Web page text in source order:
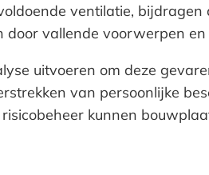
ventilatie,
vallende voorwerpen
uitvoeren om deze
van persoonlijke
kunnen